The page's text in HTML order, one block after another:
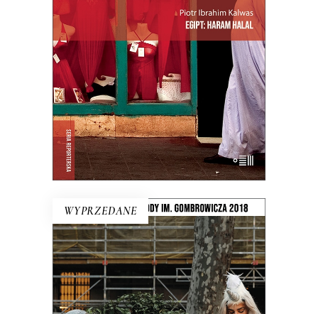
E-BOOK DO KOSZYKA
przyzwolenie. I tak niektóre lakiery do
paznokci są dla muzułmanek halal,
niektóre haram, ale ciężko się w tym
zorientować nawet Egipcjanom.
WYPRZEDANE
LUDZIE Z PLACU SŁOŃCA